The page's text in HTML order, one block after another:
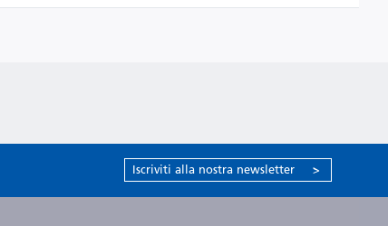
Iscriviti alla nostra newsletter >